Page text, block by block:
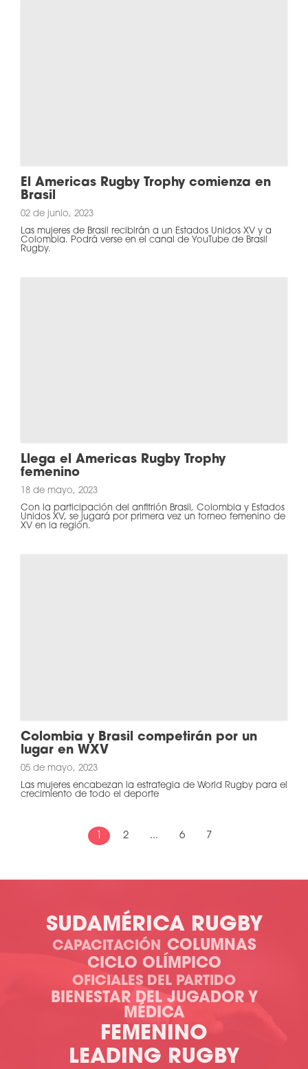
El Americas Rugby Trophy comienza en
Brasil
02 de junio, 2023
Las mujeres de Brasil recibirán a un Estados Unidos XV y a
Colombia. Podrá verse en el canal de YouTube de Brasil
Rugby.
Llega el Americas Rugby Trophy
femenino
18 de mayo, 2023
Con la participación del anfitrión Brasil, Colombia y Estados
Unidos XV, se jugará por primera vez un torneo femenino de
XV en la región.
Colombia y Brasil competirán por un
lugar en WXV
05 de mayo, 2023
Las mujeres encabezan la estrategia de World Rugby para el
crecimiento de todo el deporte
2 ... 6 7
SUDAMÉRICA RUGBY
CAPACITACIÓN
COLUMNAS
CICLO OLÍMPICO
OFICIALES DEL PARTIDO
BIENESTAR DEL JUGADOR Y
MÉDICA
FEMENINO
LEADING RUGBY